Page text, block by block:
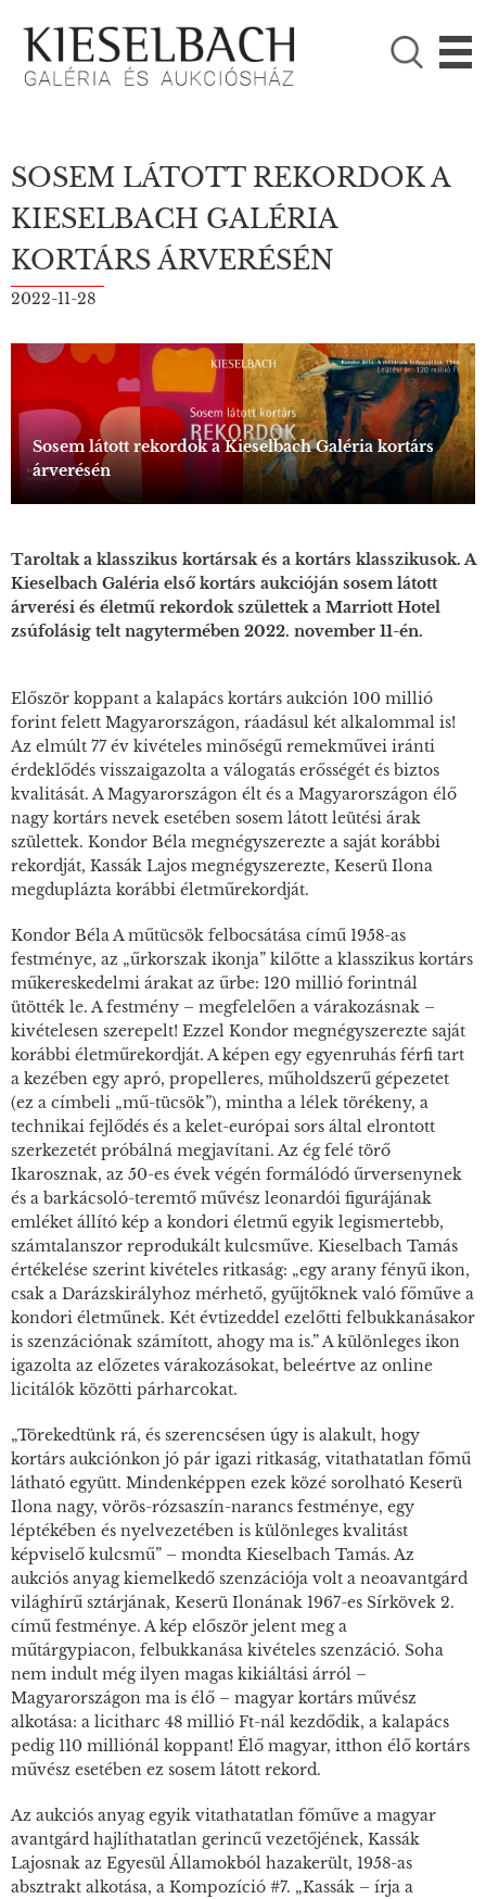

KÉRJÜK VÁLASSZON!
Festmények
SOSEM LÁTOTT REKORDOK A
KIESELBACH GALÉRIA
KORTÁRS ÁRVERÉSÉN
2022-11-28
Sosem látott rekordok a Kieselbach Galéria kortárs
árverésén
Taroltak a klasszikus kortársak és a kortárs klasszikusok. A
Kieselbach Galéria első kortárs aukcióján sosem látott
árverési és életmű rekordok születtek a Marriott Hotel
zsúfolásig telt nagytermében 2022. november 11-én.
Először koppant a kalapács kortárs aukción 100 millió
forint felett Magyarországon, ráadásul két alkalommal is!
Az elmúlt 77 év kivételes minőségű remekművei iránti
érdeklődés visszaigazolta a válogatás erősségét és biztos
kvalitását. A Magyarországon élt és a Magyarországon élő
nagy kortárs nevek esetében sosem látott leütési árak
születtek. Kondor Béla megnégyszerezte a saját korábbi
rekordját, Kassák Lajos megnégyszerezte, Keserü Ilona
megduplázta korábbi életműrekordját.
Kondor BélaA műtücsök felbocsátása című 1958-as
festménye, az „űrkorszak ikonja” kilőtte a klasszikus kortárs
műkereskedelmi árakat az űrbe: 120 millió forintnál
ütötték le. A festmény – megfelelően a várakozásnak –
kivételesen szerepelt! Ezzel Kondor megnégyszerezte saját
korábbi életműrekordját. A képen egy egyenruhás férfi tart
a kezében egy apró, propelleres, műholdszerű gépezetet
(ez a címbeli „mű-tücsök”), mintha a lélek törékeny, a
technikai fejlődés és a kelet-európai sors által elrontott
szerkezetét próbálná megjavítani. Az ég felé törő
Ikarosznak, az 50-es évek végén formálódó űrversenynek
és a barkácsoló-teremtő művész leonardói figurájának
emléket állító kép a kondori életmű egyik legismertebb,
számtalanszor reprodukált kulcsműve. Kieselbach Tamás
értékelése szerint kivételes ritkaság: „egy arany fényű ikon,
csak a Darázskirályhoz mérhető, gyűjtőknek való főműve a
kondori életműnek. Két évtizeddel ezelőtti felbukkanásakor
is szenzációnak számított, ahogy ma is.” A különleges ikon
igazolta az előzetes várakozásokat, beleértve az online
licitálók közötti párharcokat.
„Törekedtünk rá, és szerencsésen úgy is alakult, hogy
kortárs aukciónkon jó pár igazi ritkaság, vitathatatlan főmű
látható együtt. Mindenképpen ezek közé sorolható Keserü
Ilona nagy, vörös-rózsaszín-narancs festménye, egy
léptékében és nyelvezetében is különleges kvalitást
képviselő kulcsmű” – mondta Kieselbach Tamás. Az
aukciós anyag kiemelkedő szenzációja volt a neoavantgárd
világhírű sztárjának, Keserü Ilonának 1967-es Sírkövek 2.
című festménye. A kép először jelent meg a
műtárgypiacon, felbukkanása kivételes szenzáció. Soha
nem indult még ilyen magas kikiáltási árról –
Magyarországon ma is élő – magyar kortárs művész
alkotása: a licitharc 48 millió Ft-nál kezdődik, a kalapács
pedig 110 milliónál koppant! Élő magyar, itthon élő kortárs
művész esetében ez sosem látott rekord.
Az aukciós anyag egyik vitathatatlan főműve a magyar
avantgárd hajlíthatatlan gerincű vezetőjének, Kassák
Lajosnak az Egyesül Államokból hazakerült, 1958-as
absztrakt alkotása, a Kompozíció #7. „Kassák – írja a